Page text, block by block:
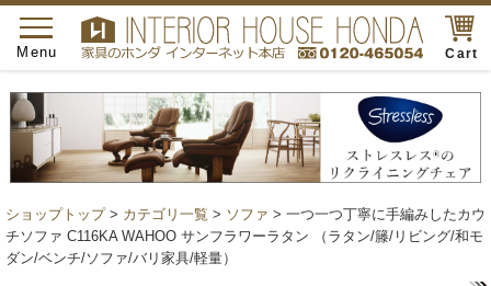
Cart
toggle
navigation
Menu
ショップトップ> カテゴリ一覧 > ソファ > 一つ一つ丁寧に手編みしたカウ
チソファ C116KA WAHOO サンフラワーラタン （ラタン/籐/リビング/和モ
ダン/ベンチ/ソファ/バリ家具/軽量）